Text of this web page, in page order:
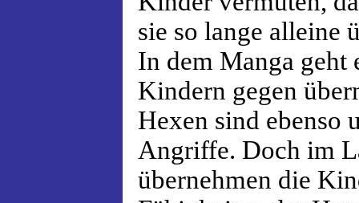
sie so lange alleine
In dem Manga geht
Kindern gegen
Hexen sind ebenso
Angriffe. Doch im
übernehmen die